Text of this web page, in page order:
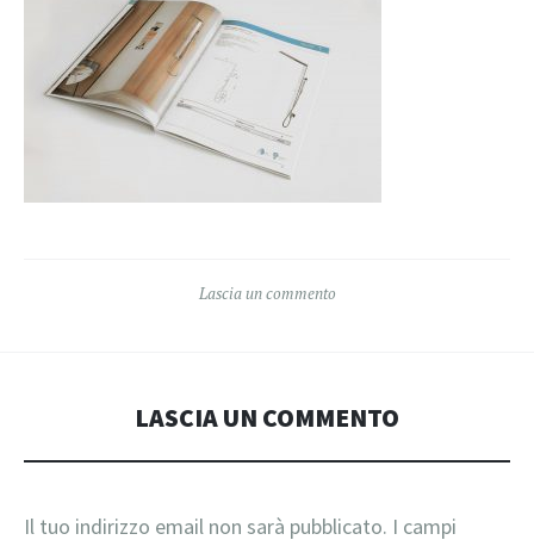
Lascia un commento
LASCIA UN COMMENTO
Il tuo indirizzo email non sarà pubblicato. I campi